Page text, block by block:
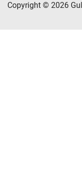
Copyright © 2026